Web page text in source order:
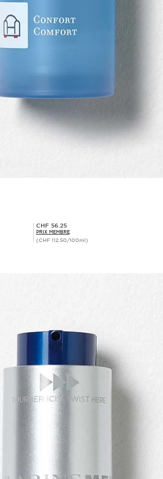
Prix Sérénité CHF 56.25
CHF 56.25
PRIX MEMBRE
(CHF 112.50/100ml)